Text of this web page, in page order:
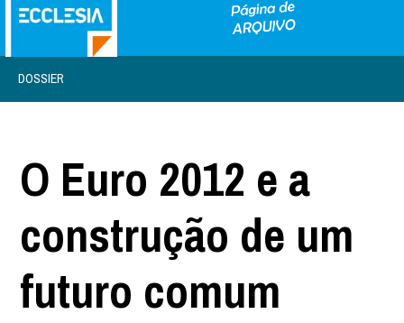
DOSSIER
O Euro 2012 e a
construção de um
futuro comum